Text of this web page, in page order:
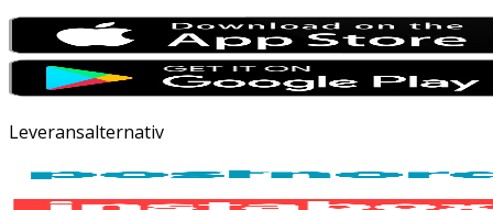
Leveransalternativ